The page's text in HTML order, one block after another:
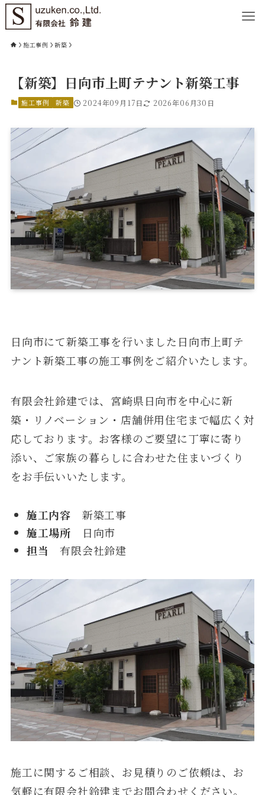
施工事例 新築
【新築】日向市上町テナント新築工事
施工事例 新築 2024年09月17日 2026年06月30日
日向市にて新築工事を行いました日向市上町テ
ナント新築工事の施工事例をご紹介いたします。
有限会社鈴建では、宮崎県日向市を中心に新
築・リノベーション・店舗併用住宅まで幅広く対
応しております。お客様のご要望に丁寧に寄り
添い、ご家族の暮らしに合わせた住まいづくり
をお手伝いいたします。
施工内容 新築工事
施工場所 日向市
担当 有限会社鈴建
施工に関するご相談、お見積りのご依頼は、お
気軽に有限会社鈴建までお問合わせください。